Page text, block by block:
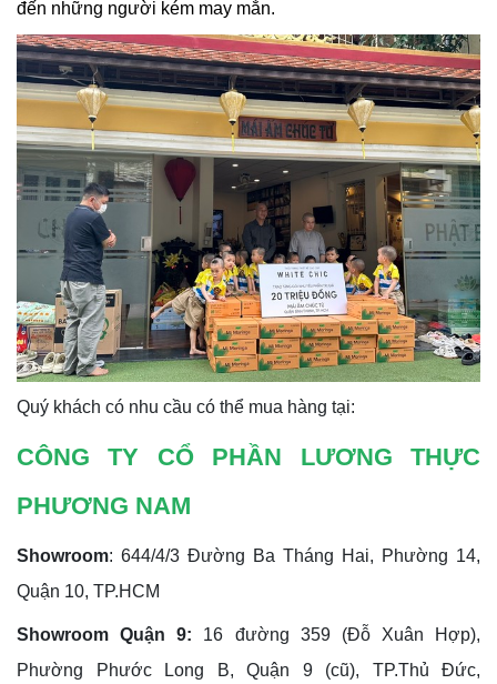
đến những người kém may mắn.
Quý khách có nhu cầu có thể mua hàng tại:
CÔNG TY CỔ PHẦN LƯƠNG THỰC
PHƯƠNG NAM
Showroom: 644/4/3 Đường Ba Tháng Hai, Phường 14,
Quận 10, TP.HCM
Showroom Quận 9: 16 đường 359 (Đỗ Xuân Hợp),
Phường Phước Long B, Quận 9 (cũ), TP.Thủ Đức,